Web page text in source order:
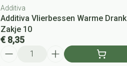
Additiva
Additiva Vlierbessen Warme Drank
Zakje 10
€ 8,35